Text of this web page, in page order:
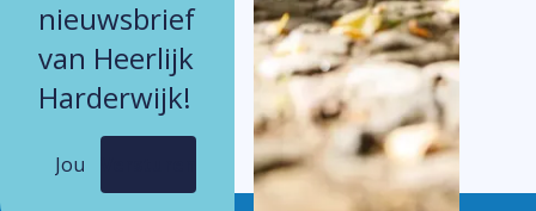
nieuwsbrief
van Heerlijk
Harderwijk!